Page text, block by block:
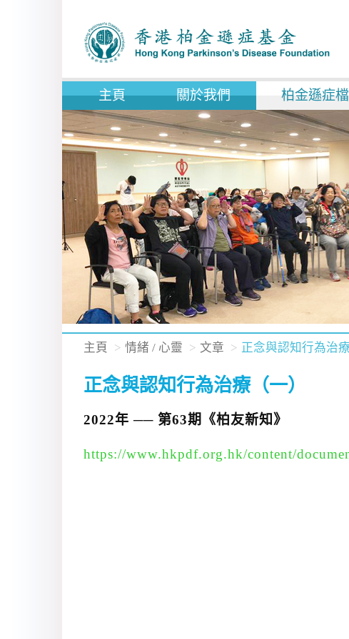
主頁 關於我們 柏金遜症
主頁 情緒 / 心靈 文章 正念與認知行為治療
正念與認知行為治療（一）
2022年 ── 第63期《柏友新知》
https://www.hkpdf.org.hk/content/